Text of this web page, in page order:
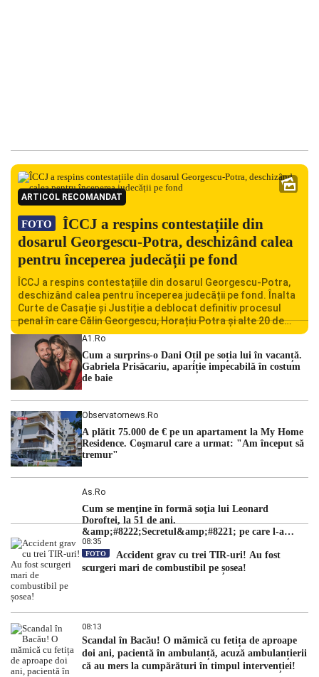
ARTICOL RECOMANDAT
FOTO
ÎCCJ a respins contestațiile din
dosarul Georgescu-Potra, deschizând calea
pentru începerea judecății pe fond
ÎCCJ a respins contestațiile din dosarul Georgescu-Potra,
deschizând calea pentru începerea judecății pe fond. Înalta
Curte de Casație și Justiție a deblocat definitiv procesul
penal în care Călin Georgescu, Horațiu Potra și alte 20 de
persoane sunt acuzați de acțiuni îndreptate împotriva
ordinii constituționale. În ședința din camera preliminară,
judecătorii de la instanța supremă au […]
A1.ro
Cum a surprins-o Dani Oțil pe soția lui în vacanță.
Gabriela Prisăcariu, apariție impecabilă în costum
de baie
Observatornews.ro
A plătit 75.000 de € pe un apartament la My Home
Residence. Coşmarul care a urmat: "Am început să
tremur"
As.ro
Cum se menţine în formă soţia lui Leonard
Doroftei, la 51 de ani.
&amp;#8222;Secretul&amp;#8221; pe care l-a
dezvăluit
08:35
FOTO
Accident grav cu trei TIR-uri! Au fost
scurgeri mari de combustibil pe șosea!
08:13
Scandal în Bacău! O mămică cu fetița de aproape
doi ani, pacientă în ambulanță, acuză ambulanțierii
că au mers la cumpărături în timpul intervenției!